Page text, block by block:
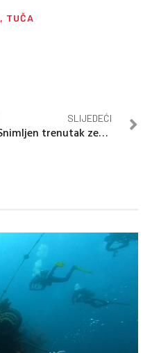
, TUČA
SLIJEDEĆI
Snimljen trenutak zemoljtresa u Dubrovniku